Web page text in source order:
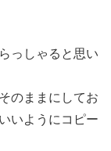
っしゃると思い
のままにしてお
いようにコピー